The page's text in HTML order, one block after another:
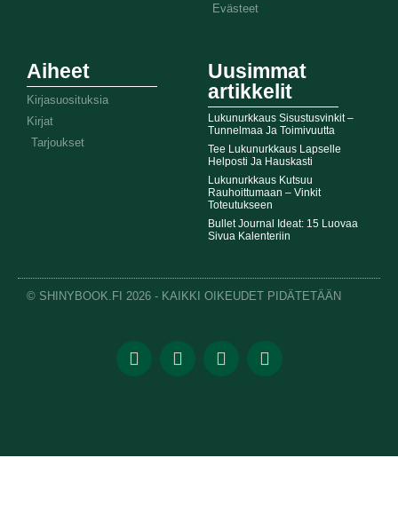
Evästeet
Aiheet
Kirjasuosituksia
Kirjat
Tarjoukset
Uusimmat
artikkelit
Lukunurkkaus Sisustusvinkit –
Tunnelmaa Ja Toimivuutta
Tee Lukunurkkaus Lapselle
Helposti Ja Hauskasti
Lukunurkkaus Kutsuu
Rauhoittumaan – Vinkit
Toteutukseen
Bullet Journal Ideat: 15 Luovaa
Sivua Kalenteriin
© SHINYBOOK.FI 2026 - KAIKKI OIKEUDET PIDÄTETÄÄN